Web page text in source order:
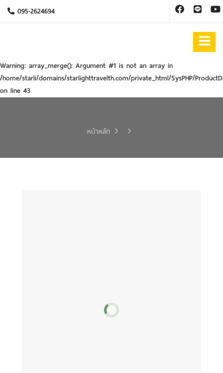
095-2624694
Warning: array_merge(): Argument #1 is not an array in
/home/starli/domains/starlighttravelth.com/private_html/SysPHP/
on line 43
หน้าหลัก